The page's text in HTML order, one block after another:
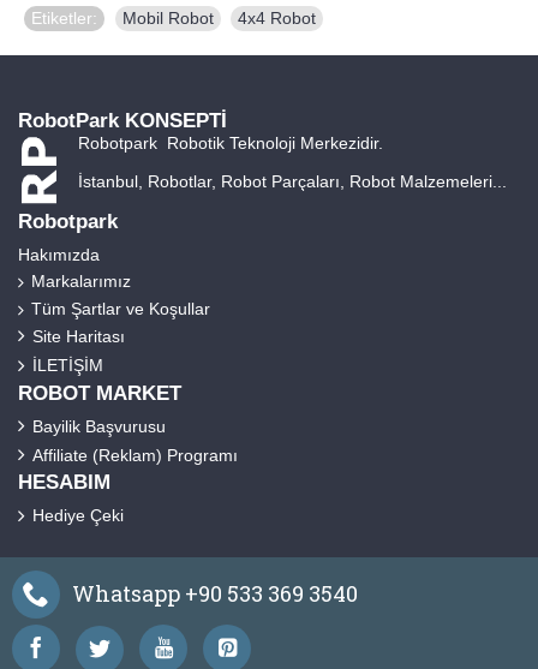
Etiketler: Mobil Robot 4x4 Robot
RobotPark KONSEPTİ
Robotpark Robotik Teknoloji Merkezidir.
İstanbul, Robotlar, Robot Parçaları, Robot Malzemeleri...
Robotpark
Hakımızda
Markalarımız
Tüm Şartlar ve Koşullar
Site Haritası
İLETİŞİM
ROBOT MARKET
Bayilik Başvurusu
Affiliate (Reklam) Programı
HESABIM
Hediye Çeki
Whatsapp +90 533 369 3540